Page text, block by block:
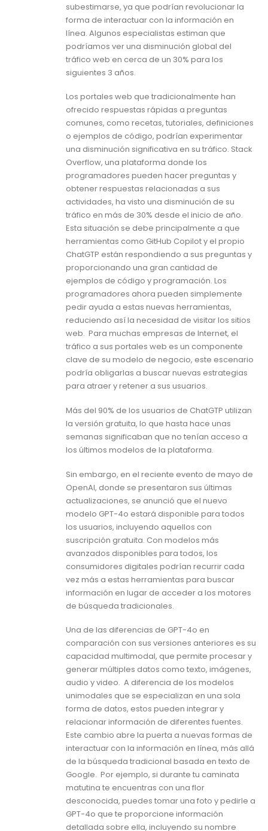
subestimarse, ya que podrían revolucionar la
forma de interactuar con la información en
línea. Algunos especialistas estiman que
podríamos ver una disminución global del
tráfico web en cerca de un 30% para los
siguientes 3 años.
Los portales web que tradicionalmente han
ofrecido respuestas rápidas a preguntas
comunes, como recetas, tutoriales, definiciones
o ejemplos de código, podrían experimentar
una disminución significativa en su tráfico. Stack
Overflow, una plataforma donde los
programadores pueden hacer preguntas y
obtener respuestas relacionadas a sus
actividades, ha visto una disminución de su
tráfico en más de 30% desde el inicio de año.
Esta situación se debe principalmente a que
herramientas como GitHub Copilot y el propio
ChatGTP están respondiendo a sus preguntas y
proporcionando una gran cantidad de
ejemplos de código y programación. Los
programadores ahora pueden simplemente
pedir ayuda a estas nuevas herramientas,
reduciendo así la necesidad de visitar los sitios
web. Para muchas empresas de Internet, el
tráfico a sus portales web es un componente
clave de su modelo de negocio, este escenario
podría obligarlas a buscar nuevas estrategias
para atraer y retener a sus usuarios.
Más del 90% de los usuarios de ChatGTP utilizan
la versión gratuita, lo que hasta hace unas
semanas significaban que no tenían acceso a
los últimos modelos de la plataforma.
Sin embargo, en el reciente evento de mayo de
OpenAI, donde se presentaron sus últimas
actualizaciones, se anunció que el nuevo
modelo GPT-4o estará disponible para todos
los usuarios, incluyendo aquellos con
suscripción gratuita. Con modelos más
avanzados disponibles para todos, los
consumidores digitales podrían recurrir cada
vez más a estas herramientas para buscar
información en lugar de acceder a los motores
de búsqueda tradicionales.
Una de las diferencias de GPT-4o en
comparación con sus versiones anteriores es su
capacidad multimodal, que permite procesar y
generar múltiples datos como texto, imágenes,
audio y video. A diferencia de los modelos
unimodales que se especializan en una sola
forma de datos, estos pueden integrar y
relacionar información de diferentes fuentes.
Este cambio abre la puerta a nuevas formas de
interactuar con la información en línea, más allá
de la búsqueda tradicional basada en texto de
Google. Por ejemplo, si durante tu caminata
matutina te encuentras con una flor
desconocida, puedes tomar una foto y pedirle a
GPT-4o que te proporcione información
detallada sobre ella, incluyendo su nombre